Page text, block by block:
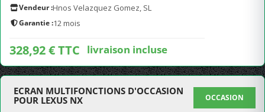
Vendeur :Hnos Velazquez Gomez, SL
Garantie :12 mois
328,92 € TTC livraison incluse
ECRAN MULTIFONCTIONS D'OCCASION
POUR LEXUS NX
OCCASION